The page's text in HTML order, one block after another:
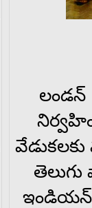
ఇండియన్